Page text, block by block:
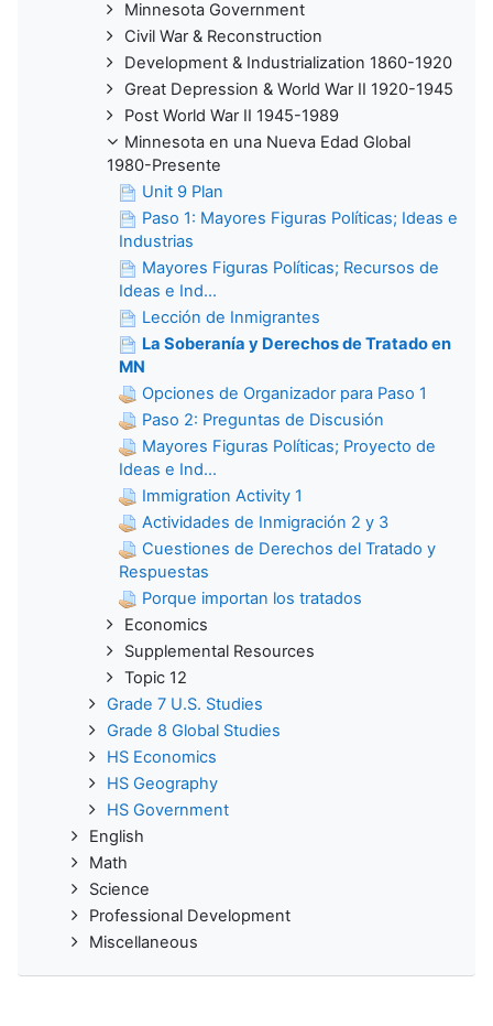
Minnesota Government
Civil War & Reconstruction
Development & Industrialization 1860-1920
Great Depression & World War II 1920-1945
Post World War II 1945-1989
Minnesota en una Nueva Edad Global
1980-Presente
Unit 9 Plan
Paso 1: Mayores Figuras Políticas; Ideas e
Industrias
Mayores Figuras Políticas; Recursos de
Ideas e Ind...
Lección de Inmigrantes
La Soberanía y Derechos de Tratado en
MN
Opciones de Organizador para Paso 1
Paso 2: Preguntas de Discusión
Mayores Figuras Políticas; Proyecto de
Ideas e Ind...
Immigration Activity 1
Actividades de Inmigración 2 y 3
Cuestiones de Derechos del Tratado y
Respuestas
Porque importan los tratados
Economics
Supplemental Resources
Topic 12
Grade 7 U.S. Studies
Grade 8 Global Studies
HS Economics
HS Geography
HS Government
English
Math
Science
Professional Development
Miscellaneous